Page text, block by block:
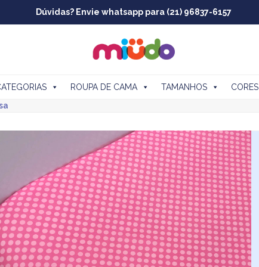
Dúvidas? Envie whatsapp para (21) 96837-6157
ROUPA DE CAMA TAMANHOS CORES